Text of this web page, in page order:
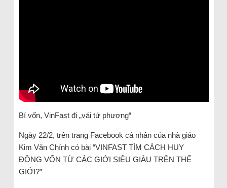
Bí vốn, VinFast đi „vái tứ phương“
Ngày 22/2, trên trang Facebook cá nhân của nhà giáo
Kim Văn Chính có bài “VINFAST TÌM CÁCH HUY
ĐỘNG VỐN TỪ CÁC GIỚI SIÊU GIÀU TRÊN THẾ
GIỚI?”